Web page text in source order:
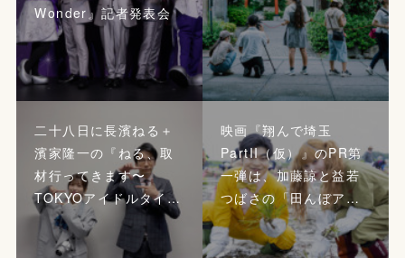
Wonder』記者発表会
二十八日に長濱ねる＋
濱家隆一の『ねる、取
材行ってきます〜
TOKYOアイドルタイ…
映画『翔んで埼玉
PartII（仮）』のPR第
一弾は、加藤諒と益若
つばさの「田んぼア…